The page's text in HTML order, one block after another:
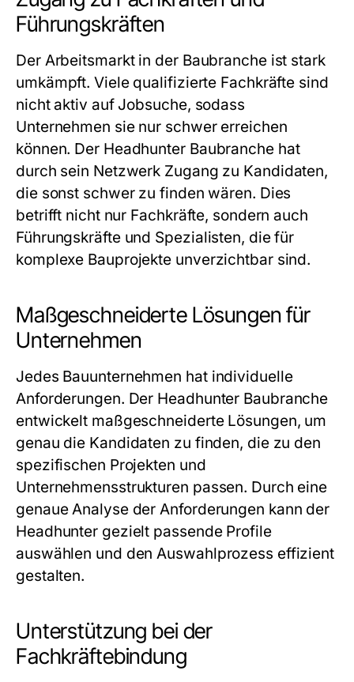
Führungskräften
Der Arbeitsmarkt in der Baubranche ist stark
umkämpft. Viele qualifizierte Fachkräfte sind
nicht aktiv auf Jobsuche, sodass
Unternehmen sie nur schwer erreichen
können. Der Headhunter Baubranchehat
durch sein Netzwerk Zugang zu Kandidaten,
die sonst schwer zu finden wären. Dies
betrifft nicht nur Fachkräfte, sondern auch
Führungskräfte und Spezialisten, die für
komplexe Bauprojekte unverzichtbar sind.
Maßgeschneiderte Lösungen für
Unternehmen
Jedes Bauunternehmen hat individuelle
Anforderungen. Der Headhunter Baubranche
entwickelt maßgeschneiderte Lösungen, um
genau die Kandidaten zu finden, die zu den
spezifischen Projekten und
Unternehmensstrukturen passen. Durch eine
genaue Analyse der Anforderungen kann der
Headhunter gezielt passende Profile
auswählen und den Auswahlprozess effizient
gestalten.
Unterstützung bei der
Fachkräftebindung